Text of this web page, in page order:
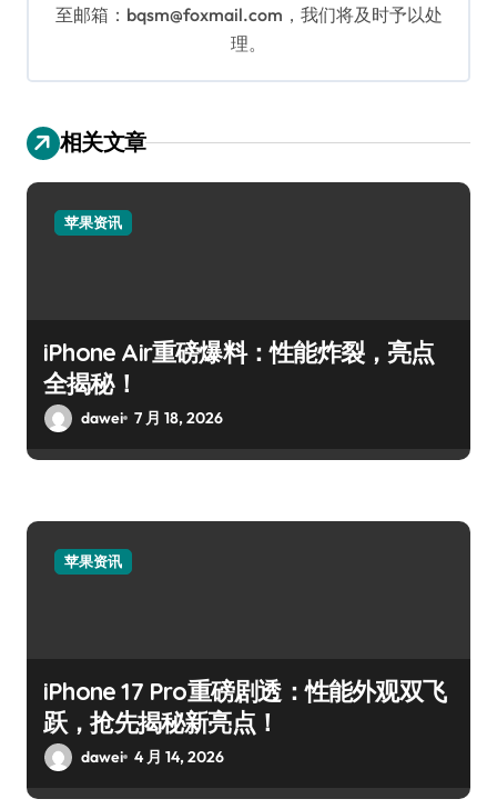
至邮箱：bqsm@foxmail.com，我们将及时予以处
理。
相关文章
苹果资讯
iPhone Air重磅爆料：性能炸裂，亮点
全揭秘！
dawei 7 月 18, 2026
苹果资讯
iPhone 17 Pro重磅剧透：性能外观双飞
跃，抢先揭秘新亮点！
dawei 4 月 14, 2026